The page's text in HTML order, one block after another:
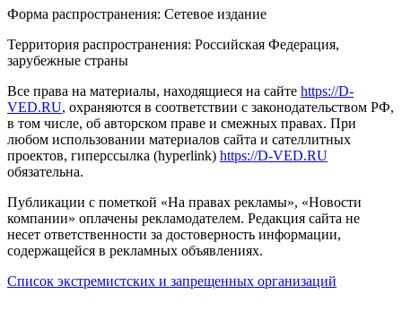
Форма распространения: Сетевое издание
Территория распространения: Российская Федерация,
зарубежные страны
Все права на материалы, находящиеся на сайте https://D-
VED.RU, охраняются в соответствии с законодательством РФ,
в том числе, об авторском праве и смежных правах. При
любом использовании материалов сайта и сателлитных
проектов, гиперссылка (hyperlink) https://D-VED.RU
обязательна.
Публикации с пометкой «На правах рекламы», «Новости
компании» оплачены рекламодателем. Редакция сайта не
несет ответственности за достоверность информации,
содержащейся в рекламных объявлениях.
Список экстремистских и запрещенных организаций